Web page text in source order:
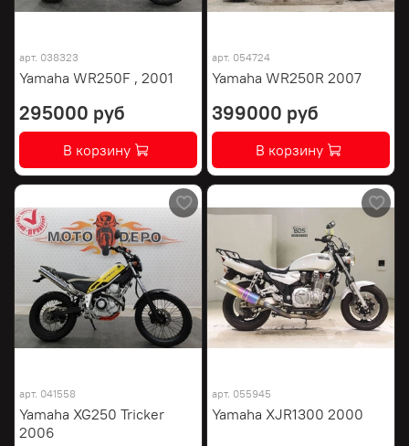
арт. 038323
Yamaha WR250F , 2001
295000 руб
В корзину
арт. 054724
Yamaha WR250R 2007
399000 руб
В корзину
арт. 041558
Yamaha XG250 Tricker
2006
арт. 055945
Yamaha XJR1300 2000